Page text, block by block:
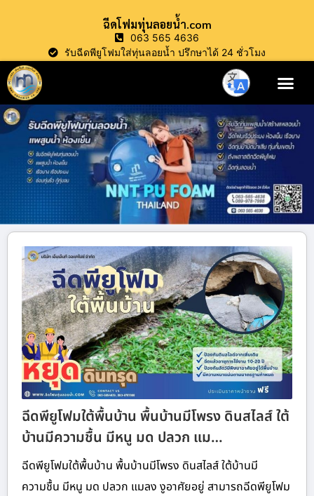
ฉีดโฟมทุ่นลอยน้ำ.com
063 565 4636
รับฉีดพียูโฟมใส่ทุ่นลอยน้ำ ปรึกษาได้ 24 ชั่วโมง
ฉีดพียูโฟมใต้พื้นบ้าน พื้นบ้านมีโพรง ดินสไลส์ ใต้
บ้านมีความชื้น มีหนู มด ปลวก แม…
ฉีดพียูโฟมใต้พื้นบ้าน พื้นบ้านมีโพรง ดินสไลส์ ใต้บ้านมี
ความชื้น มีหนู มด ปลวก แมลง งูอาศัยอยู่ สามารถฉีดพียูโฟม